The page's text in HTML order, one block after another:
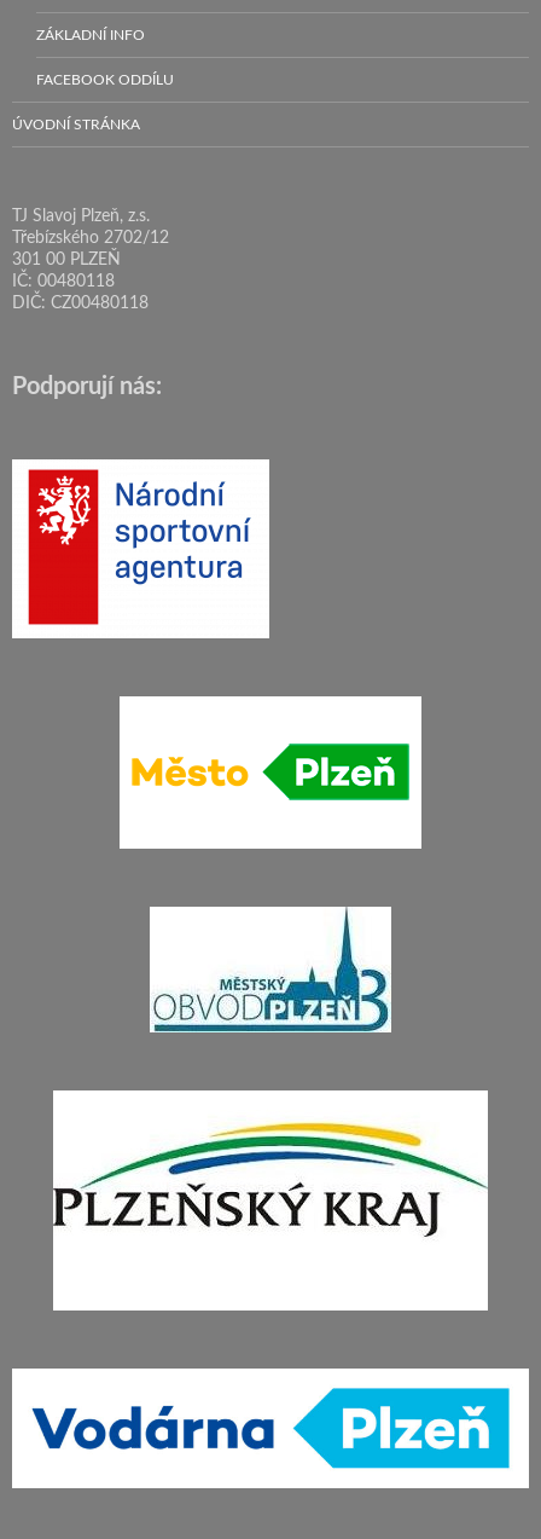
ZÁKLADNÍ INFO
FACEBOOK ODDÍLU
ÚVODNÍ STRÁNKA
TJ Slavoj Plzeň, z.s.
Třebízského 2702/12
301 00 PLZEŇ
IČ: 00480118
DIČ: CZ00480118
Podporují nás: